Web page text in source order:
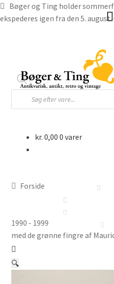
Bøger og Ting holder
ekspederes igen fra den 5.
navigation
indhold
Products
search
Børnebøger
Ting
kr. 0,00 0 varer
Forside
1990 - 1999
med de grønne fingre af
🔍